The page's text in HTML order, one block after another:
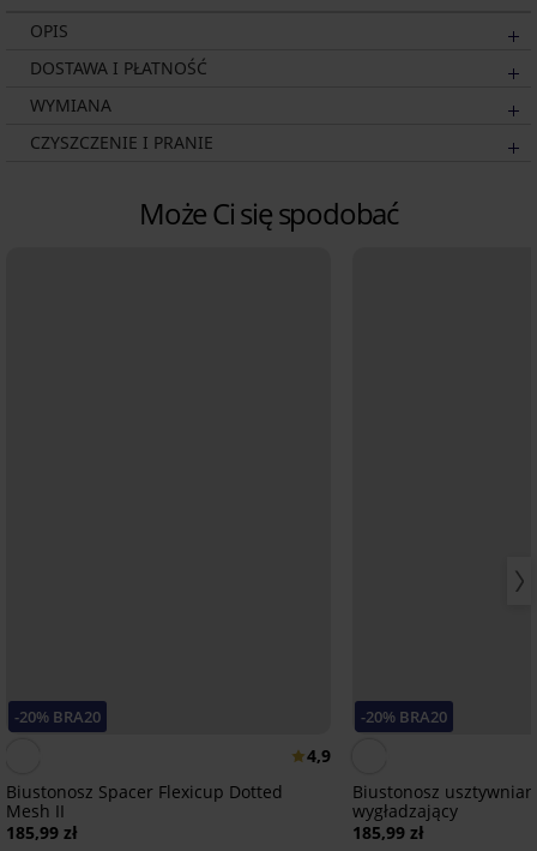
OPIS
DOSTAWA I PŁATNOŚĆ
WYMIANA
CZYSZCZENIE I PRANIE
Może Ci się spodobać
-20% BRA20
4,9
Biustonosz Spacer Flexicup Dotted
Mesh II
185,99 zł
-20% BRA20
Biustonosz
wygładzający
185,99 zł